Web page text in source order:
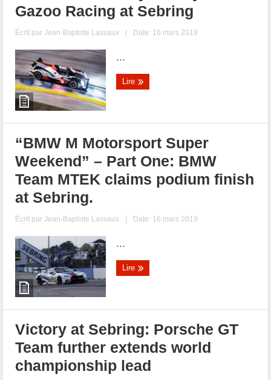
Gazoo Racing at Sebring
Écrit parJean-Baptiste Lassaux | Date: 16 mars 2019
...
Lire
“BMW M Motorsport Super
Weekend” – Part One: BMW
Team MTEK claims podium finish
at Sebring.
Écrit parJean-Baptiste Lassaux | Date: 16 mars 2019
...
Lire
Victory at Sebring: Porsche GT
Team further extends world
championship lead